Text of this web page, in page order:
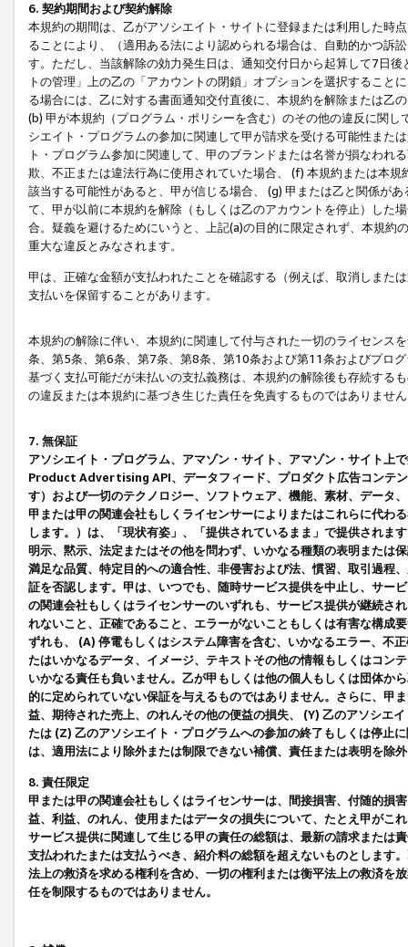
6. 契約期間および契約解除
本規約の期間は、乙がアソシエイト・サイトに登録または利用した時
ることにより、（適用ある法により認められる場合は、自動的かつ訴
す。ただし、当該解除の効力発生日は、通知交付日から起算して7日
トの管理」上の乙の「アカウントの閉鎖」オプションを選択するこ
る場合には、乙に対する書面通知交付直後に、本規約を解除または乙
(b) 甲が本規約（プログラム・ポリシーを含む）のその他の違反に関
シエイト・プログラムの参加に関連して甲が請求を受ける可能性また
ト・プログラム参加に関連して、甲のブランドまたは名誉が損なわれ
欺、不正または違法行為に使用されていた場合、 (f) 本規約または本
該当する可能性があると、甲が信じる場合、 (g) 甲または乙と関係が
て、甲が以前に本規約を解除（もしくは乙のアカウントを停止）した
合。疑義を避けるためにいうと、上記(a)の目的に限定されず、本規
重大な違反とみなされます。
甲は、正確な金額が支払われたことを確認する（例えば、取消しまた
支払いを保留することがあります。
本規約の解除に伴い、本規約に関連して付与された一切のライセンス
条、第5条、第6条、第7条、第8条、第10条および第11条およびプロ
基づく支払可能だが未払いの支払義務は、本規約の解除後も存続する
の違反または本規約に基づき生じた責任を免責するものではありませ
7. 無保証
アソシエイト・プログラム、アマゾン・サイト、アマゾン・サイト上
Product Advertising API、データフィード、プロダクト広告コンテ
す）および一切のテクノロジー、ソフトウェア、機能、素材、データ
甲または甲の関連会社もしくライセンサーによりまたはこれらに代わ
します。）は、「現状有姿」、「提供されているまま」で提供されま
明示、黙示、法定またはその他を問わず、いかなる種類の表明または
満足な品質、特定目的への適合性、非侵害および法、慣習、取引過程
証を否認します。甲は、いつでも、随時サービス提供を中止し、サー
の関連会社もしくはライセンサーのいずれも、サービス提供が継続さ
れないこと、正確であること、エラーがないこともしくは有害な構成
ずれも、 (A) 停電もしくはシステム障害を含む、いかなるエラー、不
たはいかなるデータ、イメージ、テキストその他の情報もしくはコン
いかなる責任も負いません。乙が甲もしくは他の個人もしくは団体か
的に定められていない保証を与えるものではありません。さらに、甲
益、期待された売上、のれんその他の便益の損失、 (Y) 乙のアソシエ
たは (Z) 乙のアソシエイト・プログラムへの参加の終了もしくは停止
は、適用法により除外または制限できない補償、責任または表明を除
8. 責任限定
甲または甲の関連会社もしくはライセンサーは、間接損害、付随的損
益、利益、のれん、使用またはデータの損失について、たとえ甲がこ
サービス提供に関連して生じる甲の責任の総額は、最新の請求または
支払われたまたは支払うべき、紹介料の総額を超えないものとします
法上の救済を求める権利を含め、一切の権利または衡平法上の救済を
任を制限するものではありません。